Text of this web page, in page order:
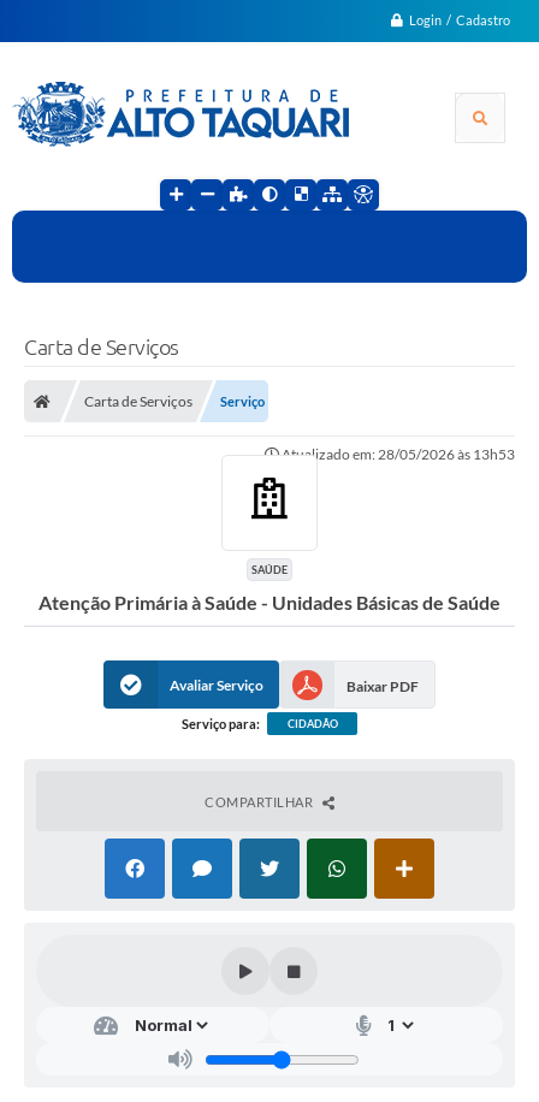
Login / Cadastro
Carta de Serviços
Carta de Serviços Serviço
Atualizado em: 28/05/2026 às 13h53
SAÚDE
Atenção Primária à Saúde - Unidades Básicas de Saúde
Avaliar Serviço Baixar PDF
Serviço para: CIDADÃO
COMPARTILHAR